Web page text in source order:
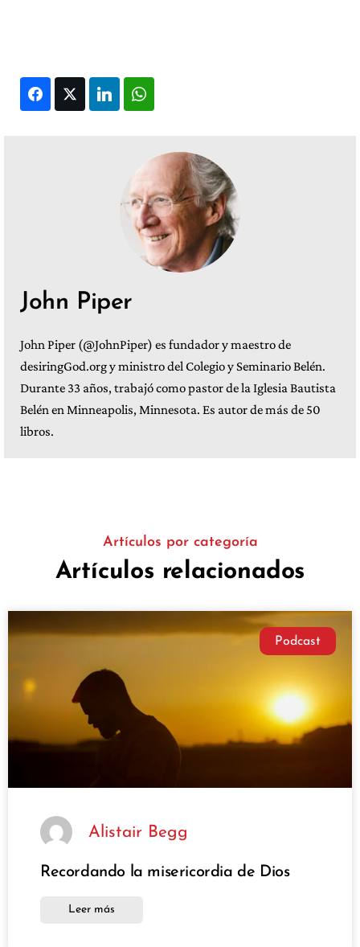
FacebookTwitter LinkedIn
John Piper
John Piper (@JohnPiper) es fundador y maestro de
desiringGod.org y ministro del Colegio y Seminario Belén.
Durante 33 años, trabajó como pastor de la Iglesia Bautista
Belén en Minneapolis, Minnesota. Es autor de más de 50
libros.
Artículos por categoría
Artículos relacionados
Podcast
Alistair Begg
Recordando la misericordia de Dios
Leer más